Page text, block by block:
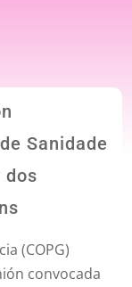
Sanidade
dos
(COPG)
convocada